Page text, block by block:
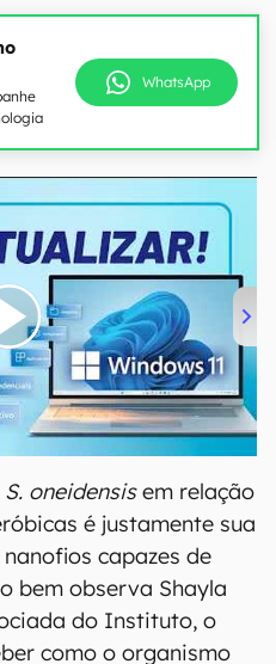
WhatsApp
S. oneidensisem relação
é justamente sua
capazes de
bem observa Shayla
do Instituto, o
como o organismo